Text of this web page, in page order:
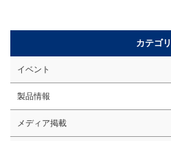
カテゴリ
イベント
製品情報
メディア掲載